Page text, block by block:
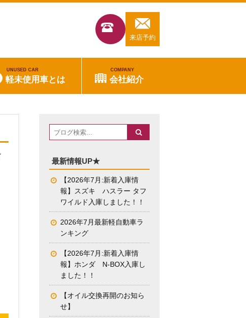
来店予約
UNUSED CAR
軽未使用車とは
COMPANY
会社紹介
最新情報UP★
【2026年7月:新着入庫情
報】スズキ ハスラー タフ
ワイルド入庫しました！！
2026年7月最新軽自動車ラ
ンキング
【2026年7月:新着入庫情
報】ホンダ N-BOX入庫し
ました！！
【オイル交換再開のお知ら
せ】